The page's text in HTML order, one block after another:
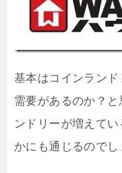
基本はコインランド
需要があるのか？
ンドリーが増えて
かにも通じるのでし